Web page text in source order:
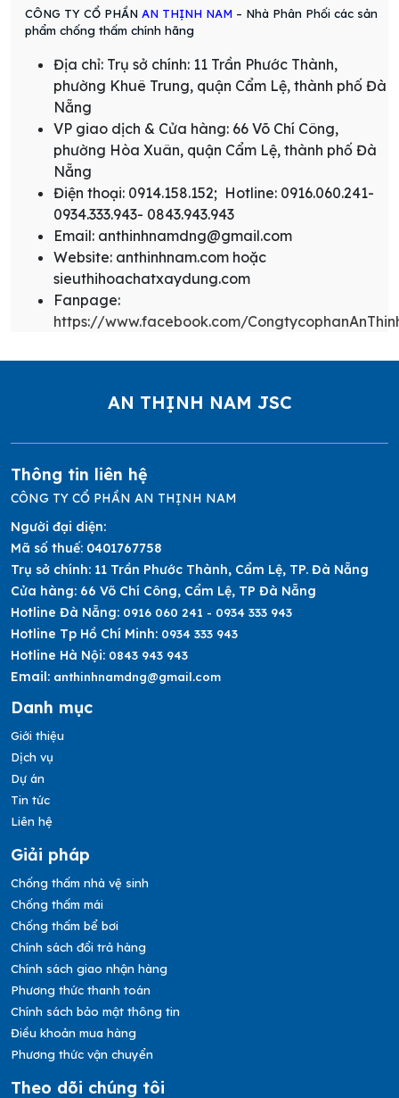
CÔNG TY CỔ PHẦN AN THỊNH NAM – Nhà Phân Phối các sản
phẩm chống thấm chính hãng
Địa chỉ: Trụ sở chính: 11 Trần Phước Thành,
phường Khuê Trung, quận Cẩm Lệ, thành phố Đà
Nẵng
VP giao dịch & Cửa hàng: 66 Võ Chí Công,
phường Hòa Xuân, quận Cẩm Lệ, thành phố Đà
Nẵng
Điện thoại: 0914.158.152; Hotline: 0916.060.241-
0934.333.943- 0843.943.943
Email: anthinhnamdng@gmail.com
Website: anthinhnam.com hoặc
sieuthihoachatxaydung.com
Fanpage:
https://www.facebook.com/
AN THỊNH NAM JSC
Thông tin liên hệ
CÔNG TY CỔ PHẦN AN THỊNH NAM
Người đại diện:
Mã số thuế: 0401767758
Trụ sở chính: 11 Trần Phước Thành, Cẩm Lệ, TP. Đà Nẵng
Cửa hàng: 66 Võ Chí Công, Cẩm Lệ, TP Đà Nẵng
Hotline Đà Nẵng: 0916 060 241 - 0934 333 943
Hotline Tp Hồ Chí Minh: 0934 333 943
Hotline Hà Nội: 0843 943 943
Email: anthinhnamdng@gmail.com
Danh mục
Giới thiệu
Dịch vụ
Dự án
Tin tức
Liên hệ
Giải pháp
Chống thấm nhà vệ sinh
Chống thấm mái
Chống thấm bể bơi
Chính sách đổi trả hàng
Chính sách giao nhận hàng
Phương thức thanh toán
Chính sách bảo mật thông tin
Điều khoản mua hàng
Phương thức vận chuyển
Theo dõi chúng tôi